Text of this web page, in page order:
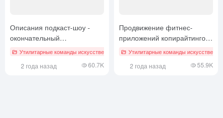
Описания подкаст-шоу -
окончательный
маркетинговый копирайт
ChatGPT Prompts
Утилитарные команды искусственного интеллекта
2 года назад 60.7K
Продвижение фитнес-
приложений копирайтингом
- Ultimate Marketing Copy
ChatGPT Prompts
Утилитарные команды
2 года назад 55.9K